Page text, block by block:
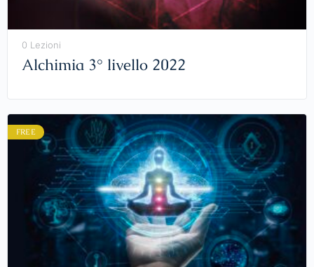
0 Lezioni
Alchimia 3° livello 2022
FREE